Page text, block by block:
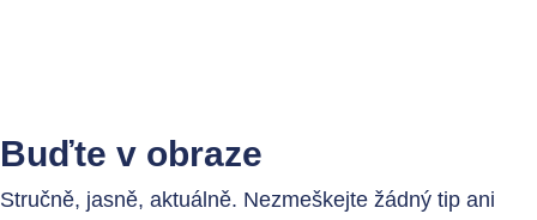
Buďte v obraze
Stručně, jasně, aktuálně. Nezmeškejte žádný tip ani